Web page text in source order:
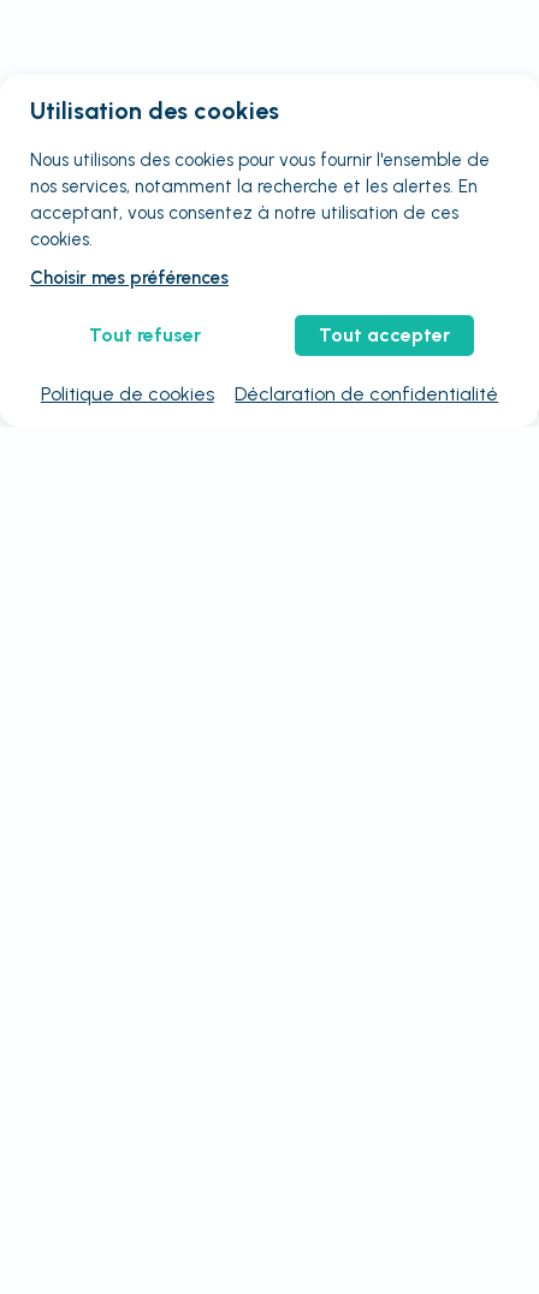
Utilisation des cookies
Nous utilisons des cookies pour vous fournir l'ensemble de
nos services, notamment la recherche et les alertes. En
acceptant, vous consentez à notre utilisation de ces
cookies.
Choisir mes préférences
Tout refuser Tout accepter
Politique de cookies Déclaration de confidentialité